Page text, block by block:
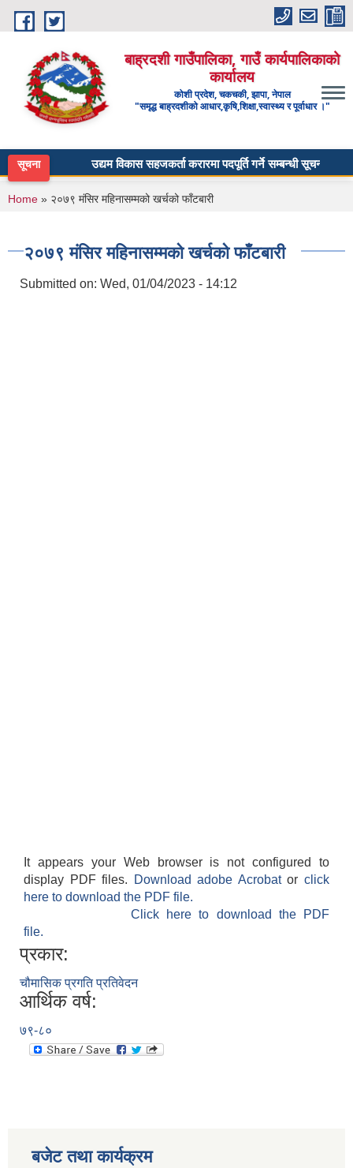
Skip to main content
बाह्रदशी गाउँपालिका, गाउँ कार्यपालिकाको
कार्यालय
कोशी प्रदेश, चकचकी, झापा, नेपाल
"समृद्ध बाह्रदशीको आधार,कृषि,शिक्षा,स्वास्थ्य र पूर्वाधार ।"
सूचना उद्यम विकास सहजकर्ता करारमा पदपूर्ति गर्ने सम्बन्धी सूचना ।
You are here
Home » २०७९ मंसिर महिनासम्मको खर्चको फाँटबारी
२०७९ मंसिर महिनासम्मको खर्चको फाँटबारी
Submitted on: Wed, 01/04/2023 - 14:12
It appears your Web browser is not configured to
display PDF files.
Download adobe Acrobatorclick
here to download the PDF file.
Click here to download the PDF
file.
प्रकार:
चौमासिक प्रगति प्रतिवेदन
आर्थिक वर्ष:
७९-८०
बजेट तथा कार्यक्रम